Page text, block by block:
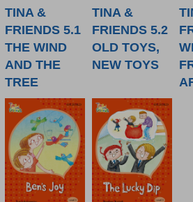
TINA &
FRIENDS 5.1
THE WIND
AND THE
TREE
TINA &
FRIENDS 5.2
OLD TOYS,
NEW TOYS